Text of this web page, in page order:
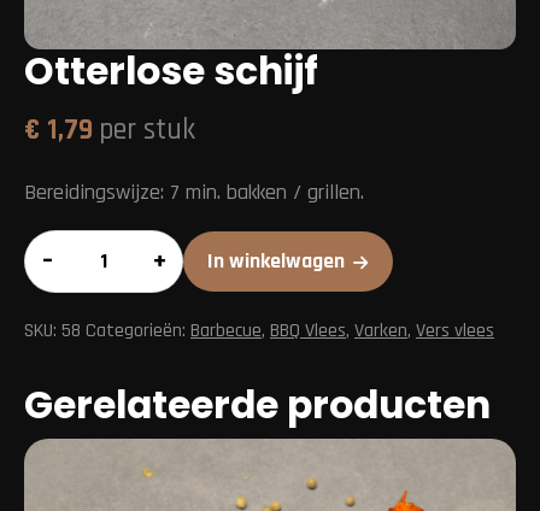
Otterlose schijf
€ 1,79 per stuk
Bereidingswijze: 7 min. bakken / grillen.
Otterlose
schijf
aantal
– + In winkelwagen
SKU: 58 Categorieën: Barbecue, BBQ Vlees, Varken, Vers vlees
Gerelateerde producten